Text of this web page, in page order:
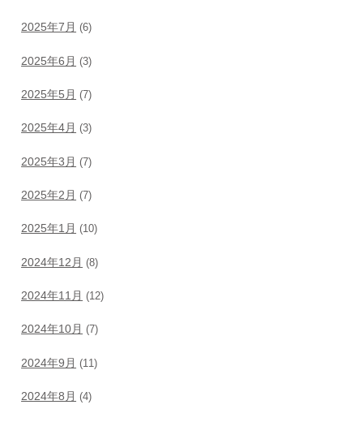
2025年7月 (6)
2025年6月 (3)
2025年5月 (7)
2025年4月 (3)
2025年3月 (7)
2025年2月 (7)
2025年1月 (10)
2024年12月 (8)
2024年11月 (12)
2024年10月 (7)
2024年9月 (11)
2024年8月 (4)